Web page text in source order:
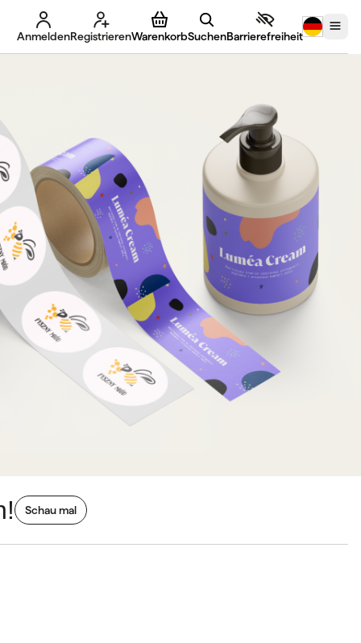
AnmeldenRegistrierenWarenkorbSuchenBarrierefreiheit
Schau mal